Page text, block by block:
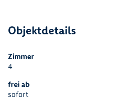
Objektdetails
Zimmer
4
frei ab
sofort